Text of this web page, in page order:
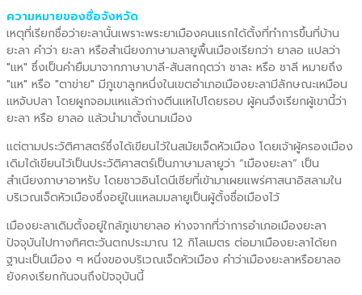
ความหมายของชื่อจังหวัด
เหตุที่เรียกชื่อว่ายะลานั้นเพราะพระยาเมืองคนแรกได้ตั้งที่ทำการขึ้นที่บ้าน
ยะลา คำว่า ยะลา หรือสำเนียงภาษามลายูพื้นเมืองเรียกว่า ยาลอ แปลว่า
"แห" ซึ่งเป็นคำยืมมาจากภาษาบาลี-สันสกฤตว่า ชาละ หรือ ชาลี หมายถึง
"แห" หรือ "ตาข่าย" มีภูเขาลูกหนึ่งในเขตอำเภอเมืองยะลามีลักษณะเหมือน
แหจับปลา โดยผูกจอมแหแล้วถ่างตีนแหไปโดยรอบ ผู้คนจึงเรียกผู้เขานี้ว่า
ยะลา หรือ ยาลอ แล้วนำมาตั้งนามเมือง
แต่ตามประวัติศาสตร์ซึ่งได้เขียนไว้ในสมัยเจ็ดหัวเมือง โดยเจ้าผู้ครองเมือง
เดิมได้เขียนไว้เป็นประวัติศาสตร์เป็นภาษามลายูว่า “เมืองยะลา” เป็น
สำเนียงภาษาอาหรับ โดยชาวอินโดนีเซียที่เข้ามาเผยแพร่ศาสนาอิสลามใน
บริเวณเจ็ดหัวเมืองซึ่งอยู่ในแหลมมลายูเป็นผู้ตั้งชื่อเมืองไว้
เมืองยะลาเดิมตั้งอยู่ใกล้ภูเขายาลอ ห่างจากที่ว่าการอำเภอเมืองยะลา
ปัจจุบันไปทางทิศตะวันตกประมาณ 12 กิโลเมตร ต่อมาเมืองยะลาได้ยก
ฐานะเป็นเมือง ๆ หนึ่งของบริเวณเจ็ดหัวเมือง คำว่าเมืองยะลาหรือยาลอ
ยังคงเรียกกันจนถึงปัจจุบันนี้